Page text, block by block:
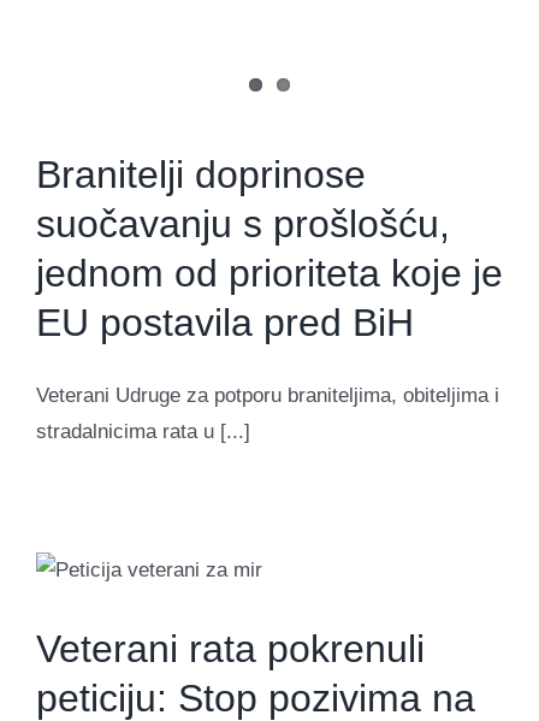
Branitelji doprinose
suočavanju s prošlošću,
jednom od prioriteta koje je
EU postavila pred BiH
Veterani Udruge za potporu braniteljima, obiteljima i
stradalnicima rata u [...]
Veterani rata pokrenuli
peticiju: Stop pozivima na